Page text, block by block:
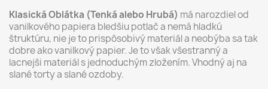
Klasická Oblátka (Tenká alebo Hrubá) má narozdiel od
vanilkového papiera bledšiu potlač a nemá hladkú
štruktúru, nie je to prispôsobivý materiál a neobýba sa tak
dobre ako vanilkový papier. Je to však všestranný a
lacnejši materiál s jednoduchým zložením. Vhodný aj na
slané torty a slané ozdoby.